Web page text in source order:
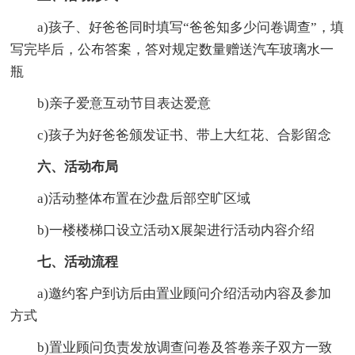
a)孩子、好爸爸同时填写“爸爸知多少问卷调查”，填
写完毕后，公布答案，答对规定数量赠送汽车玻璃水一
瓶
b)亲子爱意互动节目表达爱意
c)孩子为好爸爸颁发证书、带上大红花、合影留念
六、活动布局
a)活动整体布置在沙盘后部空旷区域
b)一楼楼梯口设立活动X展架进行活动内容介绍
七、活动流程
a)邀约客户到访后由置业顾问介绍活动内容及参加
方式
b)置业顾问负责发放调查问卷及答卷亲子双方一致